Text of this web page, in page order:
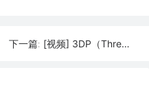
下一篇: [视频] 3DP（Three Dimensional Printing and Gluing）三维粉末粘接成型技术详细介绍